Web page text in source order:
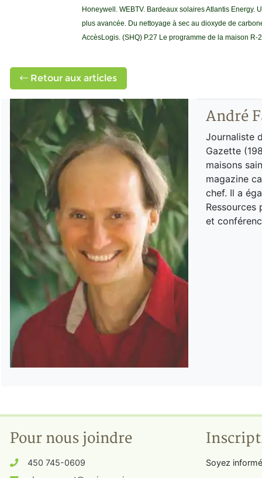
Honeywell. WEBTV. Bardeaux solaires Atlantis
plus avancée. Du nettoyage à sec au dioxyde de
AccèsLogis. (SHQ) P.27 Le programme de la maison
Retour aux articles
André
Journaliste
Gazette
maisons
magazine
chef. Il a
Ressources
et
Pour nous joindre
450 745-0609
Soyez